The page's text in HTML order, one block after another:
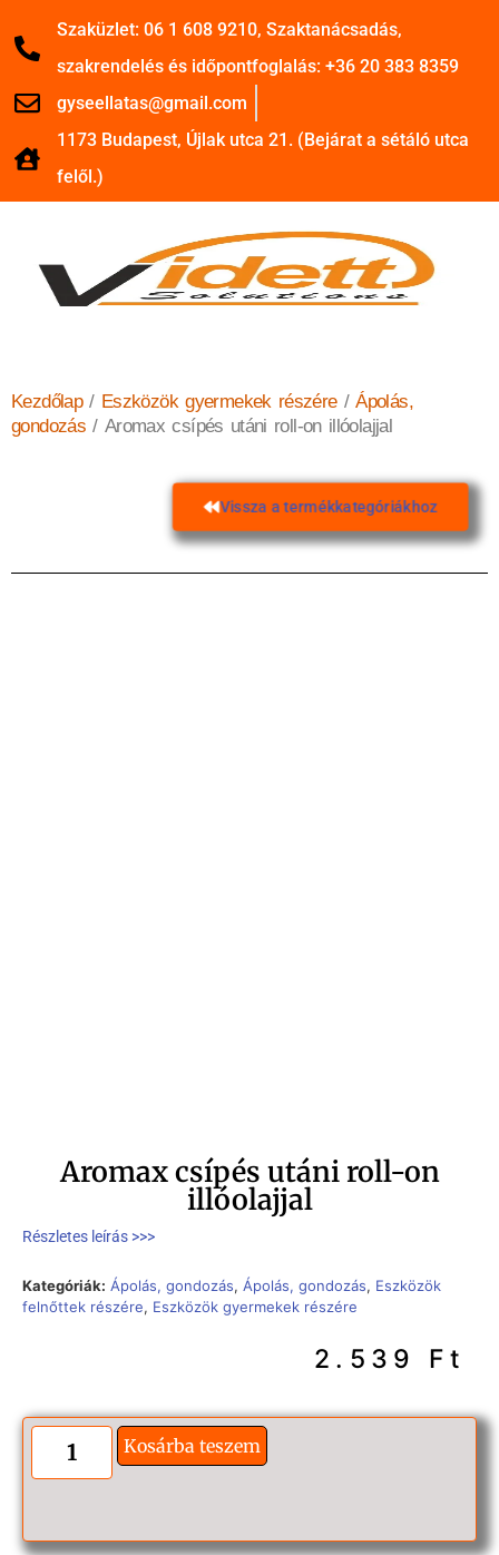
Szaküzlet: 06 1 608 9210, Szaktanácsadás,
szakrendelés és időpontfoglalás: +36 20 383 8359
gyseellatas@gmail.com
1173 Budapest, Újlak utca 21. (Bejárat a sétáló utca
felől.)
Kezdőlap/ Eszközök gyermekek részére/Ápolás,
gondozás / Aromax csípés utáni roll-on illóolajjal
Vissza a termékkategóriákhoz
Aromax csípés utáni roll-on
illóolajjal
Részletes leírás >>>
Kategóriák: Ápolás, gondozás, Ápolás, gondozás, Eszközök
felnőttek részére, Eszközök gyermekek részére
2.539 Ft
Kosárba teszem